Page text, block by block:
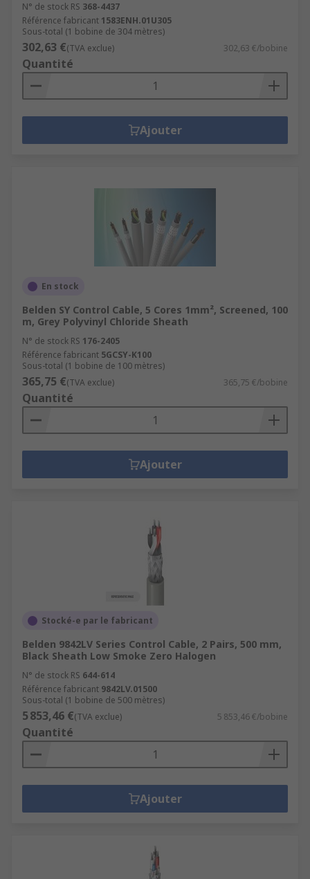
N° de stock RS 368-4437
Référence fabricant 1583ENH.01U305
Sous-total (1 bobine de 304 mètres)
302,63 €(TVA exclue) 302,63 €/bobine
Quantité
Ajouter
En stock
Belden SY Control Cable, 5 Cores 1mm², Screened, 100
m, Grey Polyvinyl Chloride Sheath
N° de stock RS 176-2405
Référence fabricant 5GCSY-K100
Sous-total (1 bobine de 100 mètres)
365,75 €(TVA exclue) 365,75 €/bobine
Quantité
Ajouter
Stocké-e par le fabricant
Belden 9842LV Series Control Cable, 2 Pairs, 500 mm,
Black Sheath Low Smoke Zero Halogen
N° de stock RS 644-614
Référence fabricant 9842LV.01500
Sous-total (1 bobine de 500 mètres)
5 853,46 €(TVA exclue) 5 853,46 €/bobine
Quantité
Ajouter